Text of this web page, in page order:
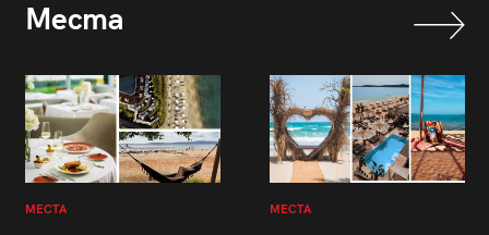
Места
МЕСТА МЕСТА